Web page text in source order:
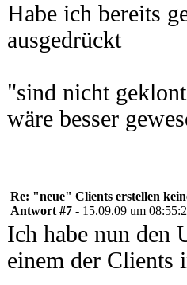
Habe ich bereits
ausgedrückt
"sind nicht
wäre besser
Re: "neue" Clients erstellen
Antwort #7 - 15.09.09 um
Ich habe nun den
einem der Clients